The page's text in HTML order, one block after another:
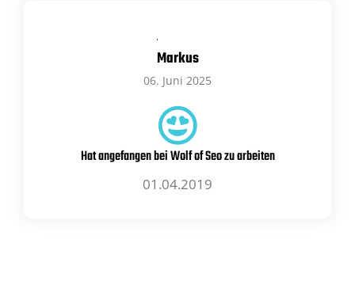
wenden wir uns an Valle. Als Antwort kommt
dann: Morgen müsste ich das fertig haben.
Wie von Geisterhand zaubert er uns hier eine
Valle zusammen an einem Projekt zu
arbeiten, da es immer vorangeht und
gemeinsam immer eine Lösung gefunden
Markus
06. Juni 2025
Hat angefangen bei Wolf of Seo zu arbeiten
01.04.2019